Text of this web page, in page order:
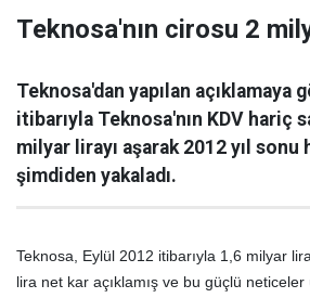
Teknosa'nın cirosu 2
Teknosa'dan yapılan açıklamaya
itibarıyla Teknosa'nın KDV hariç
milyar lirayı aşarak 2012 yıl
şimdiden yakaladı.
Teknosa, Eylül 2012 itibarıyla 1,6 milyar
lira net kar açıklamış ve bu güçlü neticeler